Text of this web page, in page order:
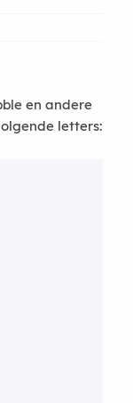
en andere
letters: